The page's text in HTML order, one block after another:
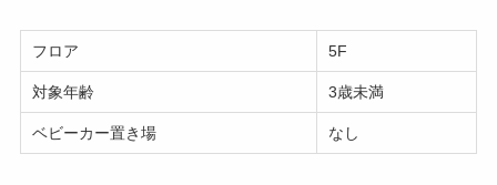
フロア 5F
対象年齢 3歳未満
ベビーカー置き場 なし